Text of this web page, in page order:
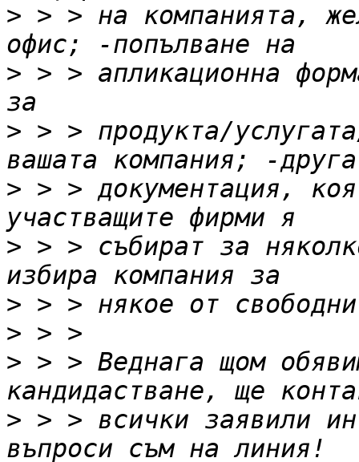
> > > на компанията,
> > > апликационна
> > > продукта/
> > > документация,
> > > събират за
>
>
> > > Веднага щом
> > > всички заявили